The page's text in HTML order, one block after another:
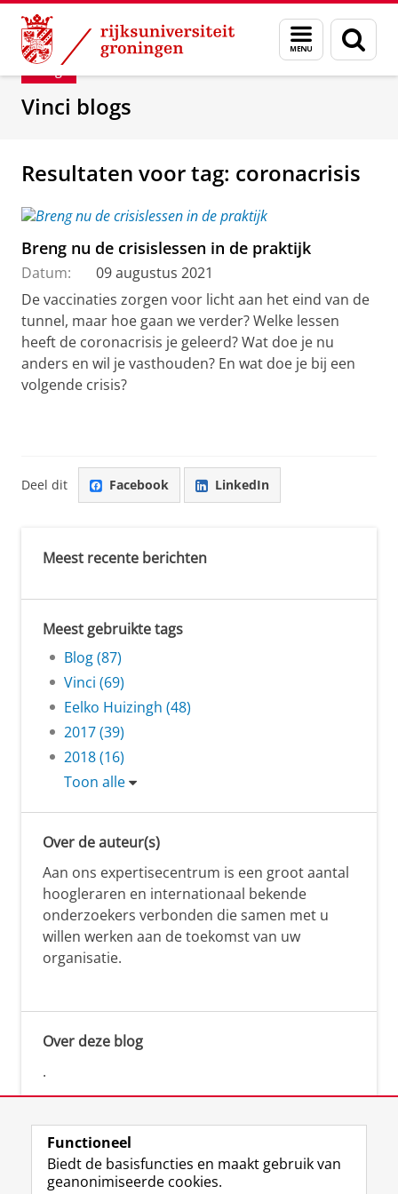
Skip
Content
Skip
Navigation
Menu
en
zoeken
Department of Innovation Management &
Blog
Vinci blogs
Resultaten voor tag: coronacrisis
Breng nu de crisislessen in de praktijk
Datum:
09 augustus 2021
De vaccinaties zorgen voor licht aan het eind van de
tunnel, maar hoe gaan we verder? Welke lessen
heeft de coronacrisis je geleerd? Wat doe je nu
anders en wil je vasthouden? En wat doe je bij een
volgende crisis?
Deel dit Facebook LinkedIn
Meest recente berichten
Meest gebruikte tags
Blog (87)
Vinci (69)
Eelko Huizingh (48)
2017 (39)
2018 (16)
Toon alle
Over de auteur(s)
Aan ons expertisecentrum is een groot aantal
hoogleraren en internationaal bekende
onderzoekers verbonden die samen met u
willen werken aan de toekomst van uw
organisatie.
Over deze blog
.
Functioneel
Biedt de basisfuncties en maakt gebruik van
geanonimiseerde cookies.